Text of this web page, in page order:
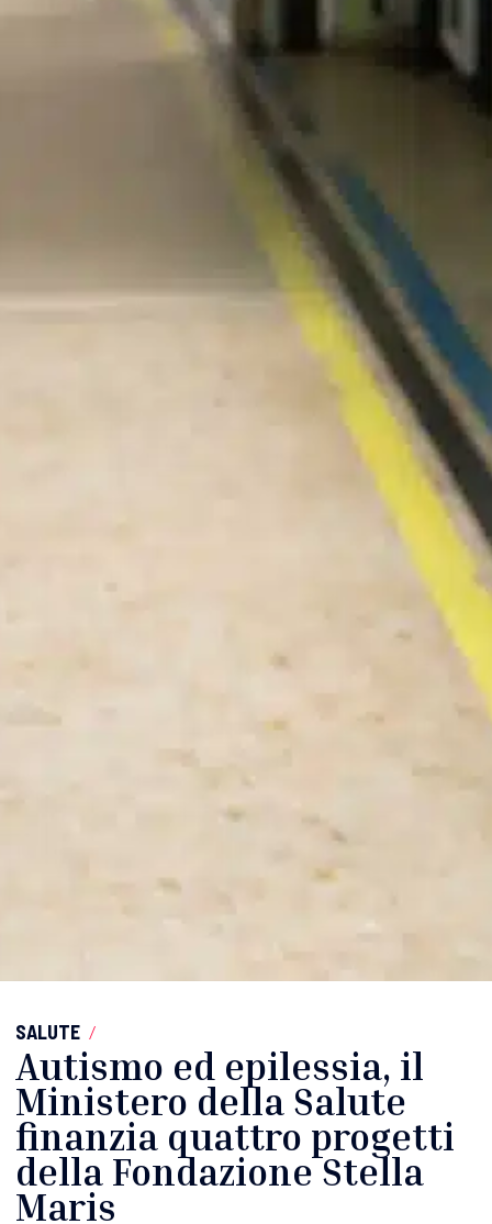
SALUTE /
Autismo ed epilessia, il
Ministero della Salute
finanzia quattro progetti
della Fondazione Stella
Maris